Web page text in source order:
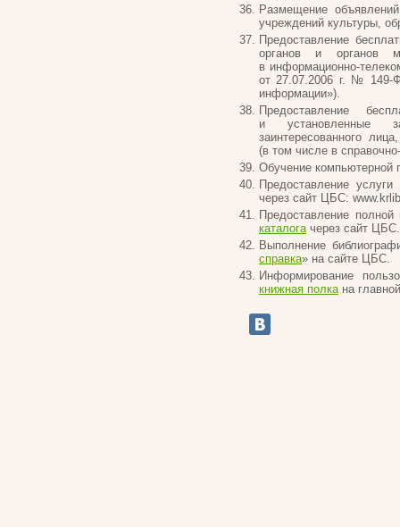
Размещение
учреждений культуры,
Предоставление
органов и органов
в информационно-
от 27.07.2006 г. № 149-
информации»).
Предоставление
и установленные
заинтересованного
(в том числе в
Обучение компьютерной
Предоставление
через сайт ЦБС:
Предоставление
каталогачерез сайт ЦБС.
Выполнение
справка» на сайте ЦБС.
Информирование
книжная полкана